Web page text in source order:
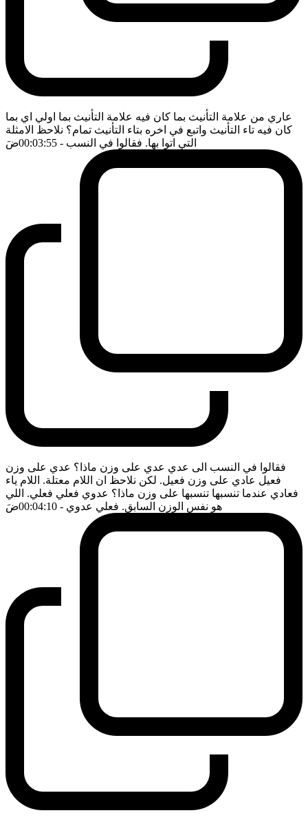
عاري من علامة التأنيث بما كان فيه علامة التأنيث بما اولي اي بما
كان فيه تاء التأنيث واتبع في اخره بتاء التأنيث تمام؟ نلاحظ الامثلة
التي اتوا بها. فقالوا في النسب - 00:03:55 ضَ
فقالوا في النسب الى عدي عدي على وزن ماذا؟ عدي على وزن
فعيل عادي على وزن فعيل. لكن نلاحظ ان اللام معتلة. اللام ياء
فعادي عندما تنسبها تنسبها على وزن ماذا؟ عدوي فعلي فعلي. اللي
هو نفس الوزن السابق. فعلي عدوي - 00:04:10 ضَ